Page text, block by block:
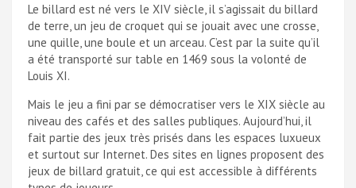
Le billard est né vers le XIV siècle, il s’agissait du billard
de terre, un jeu de croquet qui se jouait avec une crosse,
une quille, une boule et un arceau. C’est par la suite qu’il
a été transporté sur table en 1469 sous la volonté de
Louis XI.
Mais le jeu a fini par se démocratiser vers le XIX siècle au
niveau des cafés et des salles publiques. Aujourd’hui, il
fait partie des jeux très prisés dans les espaces luxueux
et surtout sur Internet. Des sites en lignes proposent des
jeux de billard gratuit, ce qui est accessible à différents